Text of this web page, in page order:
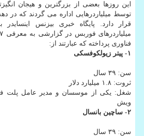
این روزها بعضی از بزرگترین و هیجان
قرار دارد. پایگاه خبری بیزنس اینسایدر
فناوری پرداخته که عبارتند از:
۱- پیتر زیولکوفسکی
سن: ۳۹ سال
ثروت: ۱.۸ میلیارد دلار
شغل: یکی از موسسان و مدیر عامل پلت
ویش
۲- ساچین بانسال
سن: ۳۹ سال